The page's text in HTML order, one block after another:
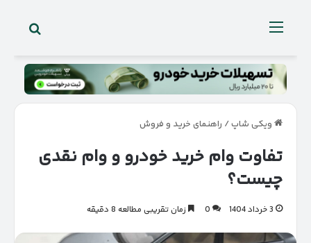
منو
ویکی شاپ/ راهنمای خرید و فروش
تفاوت وام خرید خودرو و وام نقدی
چیست؟
3 خرداد 1404 0 زمان تقریبی مطالعه 8 دقیقه